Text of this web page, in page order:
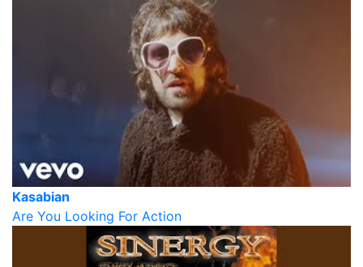
Kasabian
Are You Looking For Action